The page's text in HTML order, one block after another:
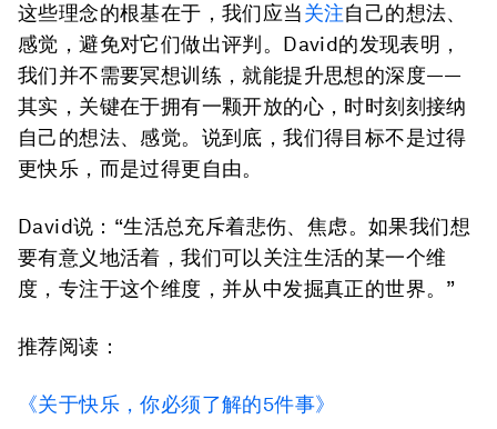
这些理念的根基在于，我们应当关注自己的想法、
感觉，避免对它们做出评判。David的发现表明，
我们并不需要冥想训练，就能提升思想的深度——
其实，关键在于拥有一颗开放的心，时时刻刻接纳
自己的想法、感觉。说到底，我们得目标不是过得
更快乐，而是过得更自由。
David说：“生活总充斥着悲伤、焦虑。如果我们想
要有意义地活着，我们可以关注生活的某一个维
度，专注于这个维度，并从中发掘真正的世界。”
推荐阅读：
《关于快乐，你必须了解的5件事》